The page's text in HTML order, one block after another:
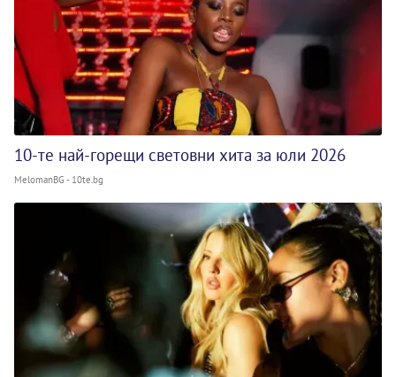
10-те най-горещи световни хита за юли 2026
MelomanBG - 10te.bg